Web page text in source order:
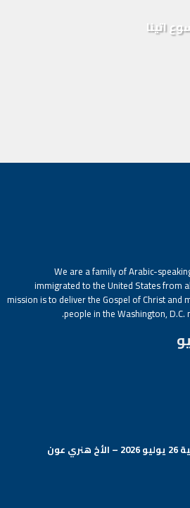
اتينا
We are a family of Arabic-
immigrated to the United States from
mission is to deliver the Gospel of Christ and
people in the Washington,